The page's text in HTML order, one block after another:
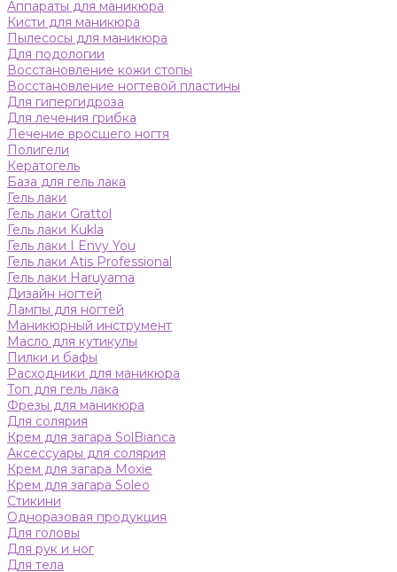
Аппараты для маникюра
Кисти для маникюра
Пылесосы для маникюра
Для подологии
Восстановление кожи стопы
Восстановление ногтевой пластины
Для гипергидроза
Для лечения грибка
Лечение вросшего ногтя
Полигели
Кератогель
База для гель лака
Гель лаки
Гель лаки Grattol
Гель лаки Kukla
Гель лаки I Envy You
Гель лаки Atis Professional
Гель лаки Haruyama
Дизайн ногтей
Лампы для ногтей
Маникюрный инструмент
Масло для кутикулы
Пилки и бафы
Расходники для маникюра
Топ для гель лака
Фрезы для маникюра
Для солярия
Крем для загара SolBianca
Аксессуары для солярия
Крем для загара Moxie
Крем для загара Soleo
Стикини
Одноразовая продукция
Для головы
Для рук и ног
Для тела